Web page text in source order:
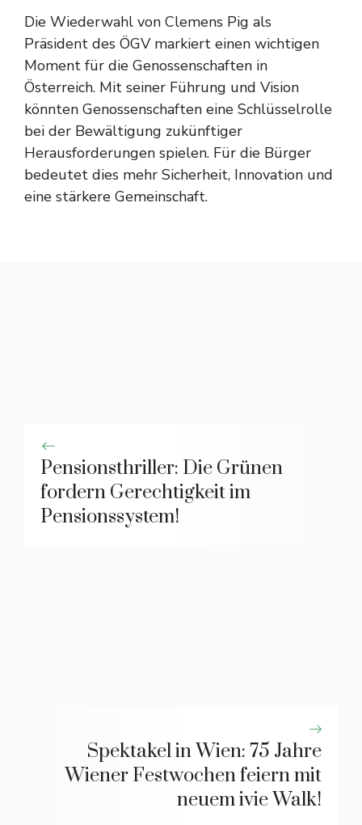
Die Wiederwahl von Clemens Pig als
Präsident des ÖGV markiert einen wichtigen
Moment für die Genossenschaften in
Österreich. Mit seiner Führung und Vision
könnten Genossenschaften eine Schlüsselrolle
bei der Bewältigung zukünftiger
Herausforderungen spielen. Für die Bürger
bedeutet dies mehr Sicherheit, Innovation und
eine stärkere Gemeinschaft.
Pensionsthriller: Die Grünen
fordern Gerechtigkeit im
Pensionssystem!
Spektakel in Wien: 75 Jahre
Wiener Festwochen feiern mit
neuem ivie Walk!